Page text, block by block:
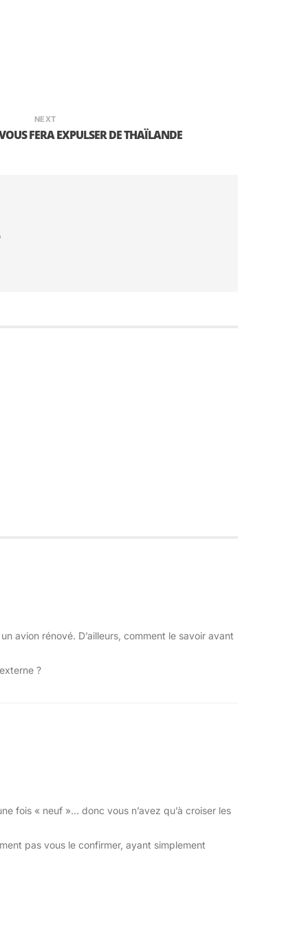
eh bien c’était tout à fait fondé.
sri lankais).
fais marcher ton imagination
NEXT
FERA EXPULSER DE THAÏLANDE
avion rénové. D’ailleurs, comment le savoir avant
?
fois « neuf »… donc vous n’avez qu’à croiser les
pas vous le confirmer, ayant simplement